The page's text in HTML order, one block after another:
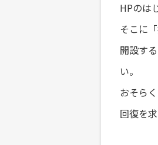
HPのは
そこに
開設す
い。
おそら
回復を